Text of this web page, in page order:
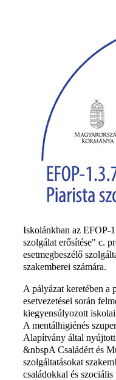
Iskolánkban az EFOP-
szolgálat erősítése" c.
esetmegbeszélő
szakemberei számára.
A pályázat keretében a
esetvezetései során
kiegyensúlyozott
A mentálhigiénés
Alapítvány által nyújtott
&nbspA Családért és
szolgáltatásokat
családokkal és